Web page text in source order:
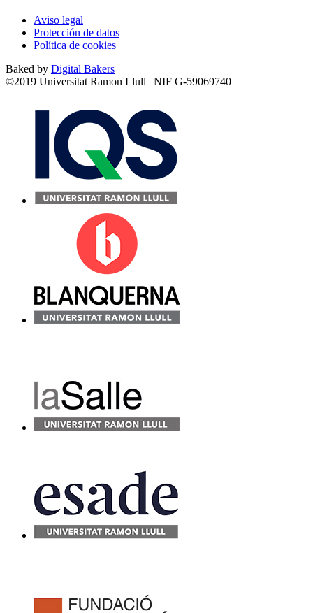
Aviso legal
Protección de datos
Política de cookies
Baked by Digital Bakers
©2019 Universitat Ramon Llull | NIF G-59069740